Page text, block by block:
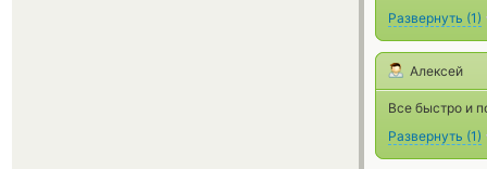
Развернуть (1)
Алексей
Все быстро и
Развернуть (1)